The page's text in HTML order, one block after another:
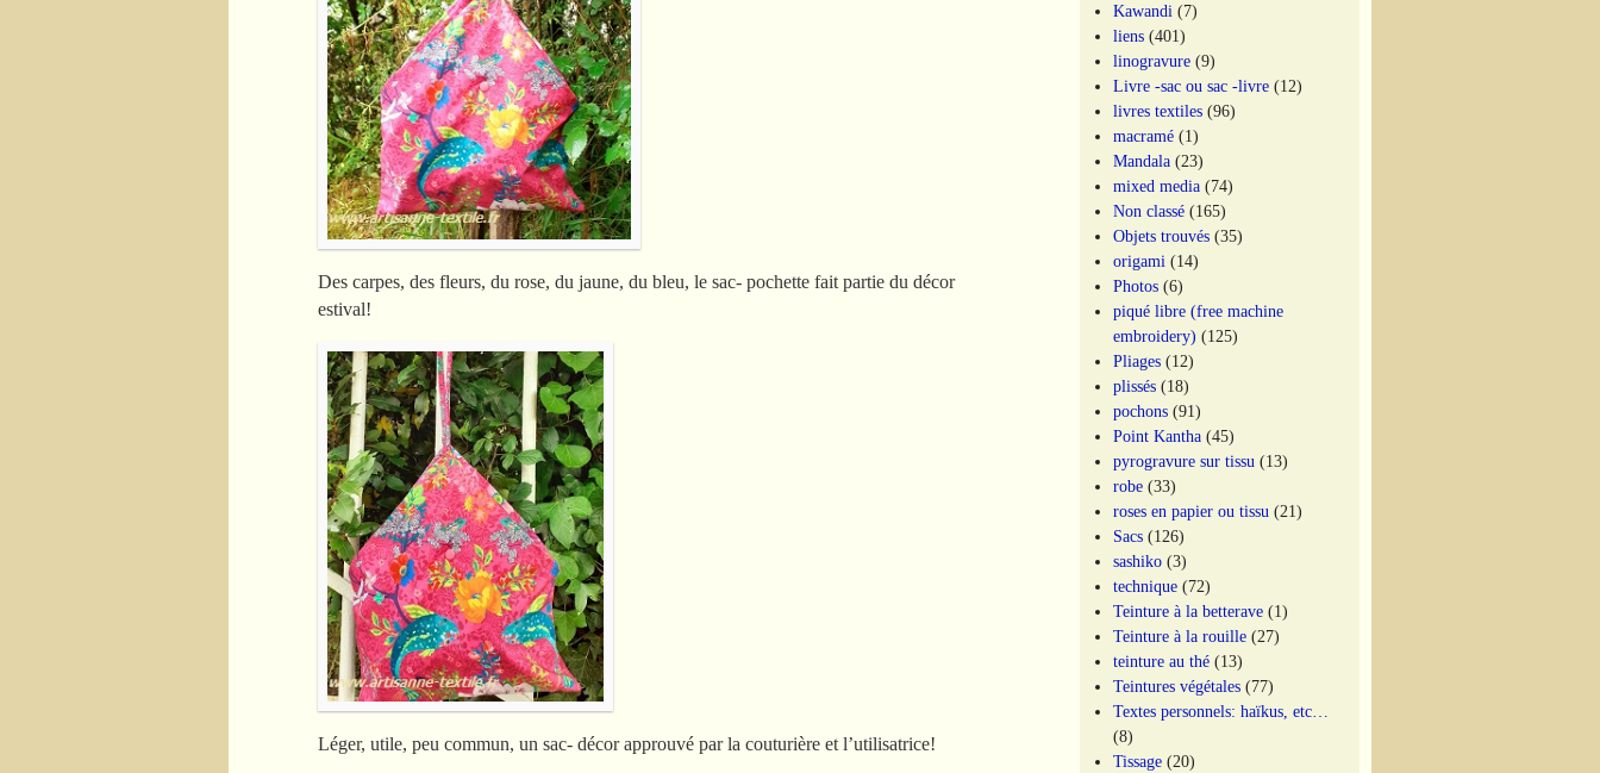
Des carpes, des fleurs, du rose, du jaune, du bleu, le sac- pochette fait partie du décor
estival!
Léger, utile, peu commun, un sac- décor approuvé par la couturière et l’utilisatrice!
Kawandi (7)
liens (401)
linogravure (9)
Livre -sac ou sac -livre (12)
livres textiles (96)
macramé (1)
Mandala (23)
mixed media (74)
Non classé (165)
Objets trouvés (35)
origami (14)
Photos (6)
piqué libre (free machine
embroidery) (125)
Pliages (12)
plissés (18)
pochons (91)
Point Kantha (45)
pyrogravure sur tissu (13)
robe (33)
roses en papier ou tissu (21)
Sacs (126)
sashiko (3)
technique (72)
Teinture à la betterave (1)
Teinture à la rouille (27)
teinture au thé (13)
Teintures végétales (77)
Textes personnels: haïkus, etc…
(8)
Tissage (20)